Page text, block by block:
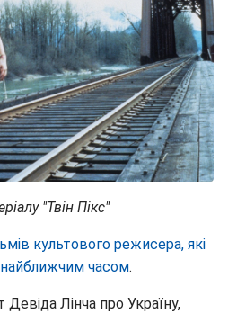
"Твін Пікс"
культового режисера, які
часом.
Лінча про Україну,